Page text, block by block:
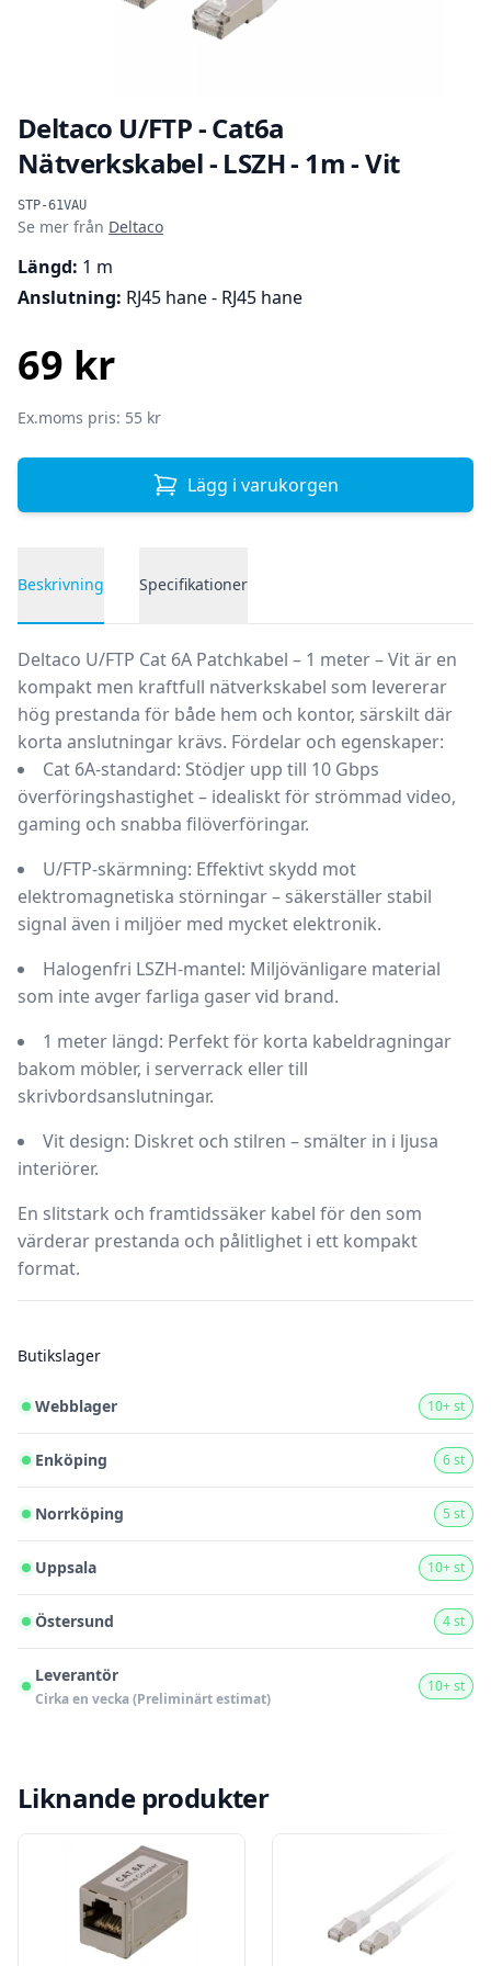
Deltaco U/FTP - Cat6a
Nätverkskabel - LSZH - 1m - Vit
STP-61VAU
Produktinformation
Se mer från Deltaco
Längd: 1 m
Anslutning: RJ45 hane - RJ45 hane
69 kr
Ex.moms pris: 55 kr
Lägg i varukorgen
Beskrivning Specifikationer
Deltaco U/FTP Cat 6A Patchkabel – 1 meter – Vitär en
kompakt men kraftfull nätverkskabel som levererar
hög prestanda för både hem och kontor, särskilt där
korta anslutningar krävs. Fördelar och egenskaper:
Cat 6A-standard: Stödjer upp till 10 Gbps
överföringshastighet – idealiskt för strömmad video,
gaming och snabba filöverföringar.
U/FTP-skärmning: Effektivt skydd mot
elektromagnetiska störningar – säkerställer stabil
signal även i miljöer med mycket elektronik.
Halogenfri LSZH-mantel: Miljövänligare material
som inte avger farliga gaser vid brand.
1 meter längd: Perfekt för korta kabeldragningar
bakom möbler, i serverrack eller till
skrivbordsanslutningar.
Vit design: Diskret och stilren – smälter in i ljusa
interiörer.
En slitstark och framtidssäker kabel för den som
värderar prestanda och pålitlighet i ett kompakt
format.
Butikslager
Webblager 10+ st
Enköping 6 st
Norrköping 5 st
Uppsala 10+ st
Östersund 4 st
Leverantör
Cirka en vecka (Preliminärt estimat)
10+ st
Liknande produkter